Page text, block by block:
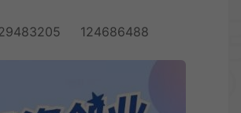
124686488